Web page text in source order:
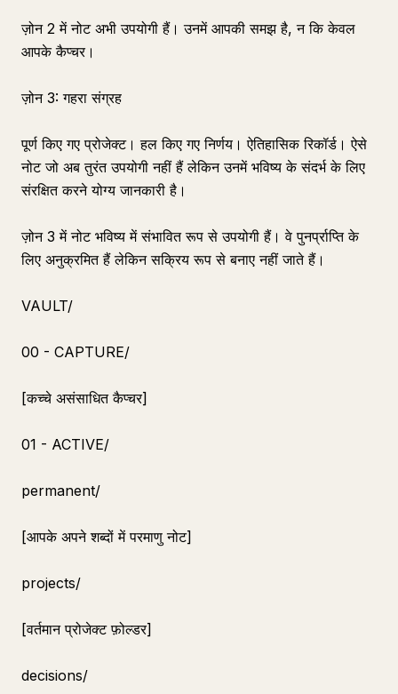
ज़ोन 2 में नोट अभी उपयोगी हैं। उनमें आपकी समझ है, न कि केवल
आपके कैप्चर।
ज़ोन 3: गहरा संग्रह
पूर्ण किए गए प्रोजेक्ट। हल किए गए निर्णय। ऐतिहासिक रिकॉर्ड। ऐसे
नोट जो अब तुरंत उपयोगी नहीं हैं लेकिन उनमें भविष्य के संदर्भ के लिए
संरक्षित करने योग्य जानकारी है।
ज़ोन 3 में नोट भविष्य में संभावित रूप से उपयोगी हैं। वे पुनर्प्राप्ति के
लिए अनुक्रमित हैं लेकिन सक्रिय रूप से बनाए नहीं जाते हैं।
VAULT/
00 - CAPTURE/
[कच्चे असंसाधित कैप्चर]
01 - ACTIVE/
permanent/
[आपके अपने शब्दों में परमाणु नोट]
projects/
[वर्तमान प्रोजेक्ट फ़ोल्डर]
decisions/